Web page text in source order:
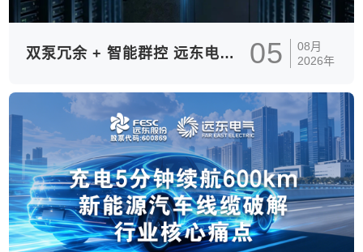
双泵冗余 + 智能群控 远东电气机柜式CDU破解智算中心散热困局 05
08月
2026年